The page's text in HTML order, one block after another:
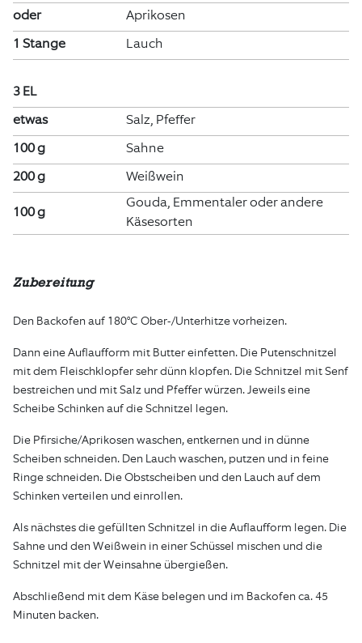
oder
Aprikosen
1 Stange
Lauch
3 EL
etwas
Salz, Pfeffer
100 g
Sahne
200 g
Weißwein
100 g
Gouda, Emmentaler oder andere
Käsesorten
Zubereitung
Den Backofen auf 180°C Ober-/Unterhitze vorheizen.
Dann eine Auflaufform mit Butter einfetten. Die Putenschnitzel
mit dem Fleischklopfer sehr dünn klopfen. Die Schnitzel mit Senf
bestreichen und mit Salz und Pfeffer würzen. Jeweils eine
Scheibe Schinken auf die Schnitzel legen.
Die Pfirsiche/Aprikosen waschen, entkernen und in dünne
Scheiben schneiden. Den Lauch waschen, putzen und in feine
Ringe schneiden. Die Obstscheiben und den Lauch auf dem
Schinken verteilen und einrollen.
Als nächstes die gefüllten Schnitzel in die Auflaufform legen. Die
Sahne und den Weißwein in einer Schüssel mischen und die
Schnitzel mit der Weinsahne übergießen.
Abschließend mit dem Käse belegen und im Backofen ca. 45
Minuten backen.